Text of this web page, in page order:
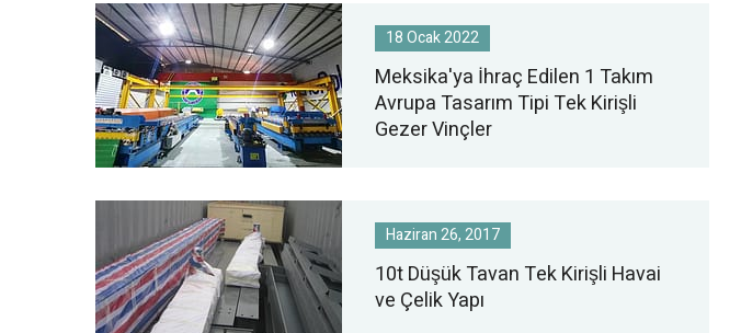
18 Ocak 2022
Meksika'ya İhraç Edilen 1 Takım
Avrupa Tasarım Tipi Tek Kirişli
Gezer Vinçler
Haziran 26, 2017
10t Düşük Tavan Tek Kirişli Havai
ve Çelik Yapı